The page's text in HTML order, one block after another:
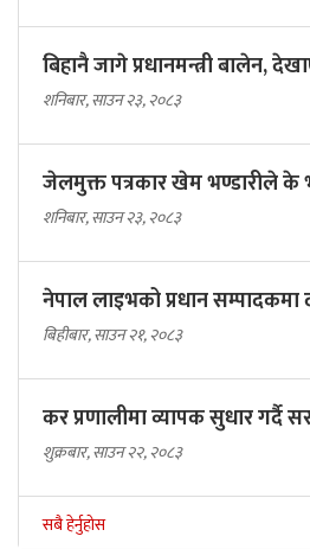
बिहानै जागे प्रधानमन्त्री बालेन,
शनिबार, साउन २३, २०८३
जेलमुक्त पत्रकार खेम भण्डारीले के
शनिबार, साउन २३, २०८३
नेपाल लाइभको प्रधान सम्पादकमा
बिहीबार, साउन २१, २०८३
कर प्रणालीमा व्यापक सुधार गर्दै
शुक्रबार, साउन २२, २०८३
सबै हेर्नुहोस